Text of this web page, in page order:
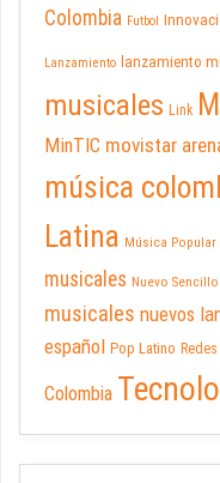
Colombia Futbol
Lanzamiento lanzamiento
musicales Link
MinTIC movistar
música
Latina Música Popular
musicales Nuevo Sencillo
musicales nuevos
español Pop Latino
Colombia